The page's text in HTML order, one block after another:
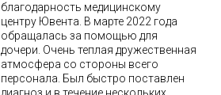
благодарность медицинскому
центру Ювента. В марте 2022 года
обращалась за помощью для
дочери. Очень теплая дружественная
атмосфера со стороны всего
персонала. Был быстро поставлен